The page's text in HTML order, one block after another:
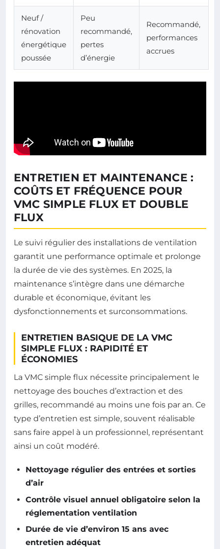
Neuf /
rénovation
énergétique
poussée
Peu
recommandé,
pertes
d’énergie
Recommandé,
performances
accrues
ENTRETIEN ET MAINTENANCE :
COÛTS ET FRÉQUENCE POUR
VMC SIMPLE FLUX ET DOUBLE
FLUX
Le suivi régulier des installations de ventilation
garantit une performance optimale et prolonge
la durée de vie des systèmes. En 2025, la
maintenance s’intègre dans une démarche
durable et économique, évitant les
dysfonctionnements et surconsommations.
ENTRETIEN BASIQUE DE LA VMC
SIMPLE FLUX : RAPIDITÉ ET
ÉCONOMIES
La VMC simple flux nécessite principalement le
nettoyage des bouches d’extraction et des
grilles, recommandé au moins une fois par an. Ce
type d’entretien est simple, souvent réalisable
sans faire appel à un professionnel, représentant
ainsi un coût modéré.
Nettoyage régulier des entrées et sorties
d’air
Contrôle visuel annuel obligatoire selon la
réglementation ventilation
Durée de vie d’environ 15 ans avec
entretien adéquat